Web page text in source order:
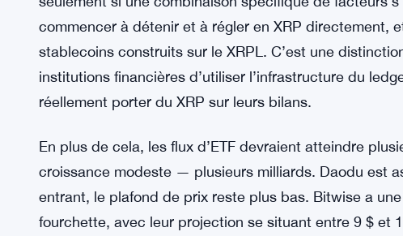
Le scénario optimiste : 7 $ à 10 $
banques
conditions deviennent beaucoup plus exigeantes.
seulement si une combinaison spécifique de facteurs
commencer à détenir et à régler en XRP directement,
stablecoins construits sur le XRPL. C’est une